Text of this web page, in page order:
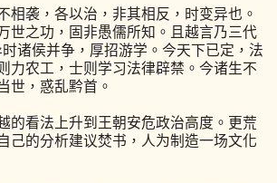
相袭，各以治，非其相反，时变异也。
世之功，固非愚儒所知。且越言乃三代
诸侯并争，厚招游学。今天下已定，法
力农工，士则学习法律辟禁。今诸生不
世，惑乱黔首。
的看法上升到王朝安危政治高度。更荒
己的分析建议焚书，人为制造一场文化